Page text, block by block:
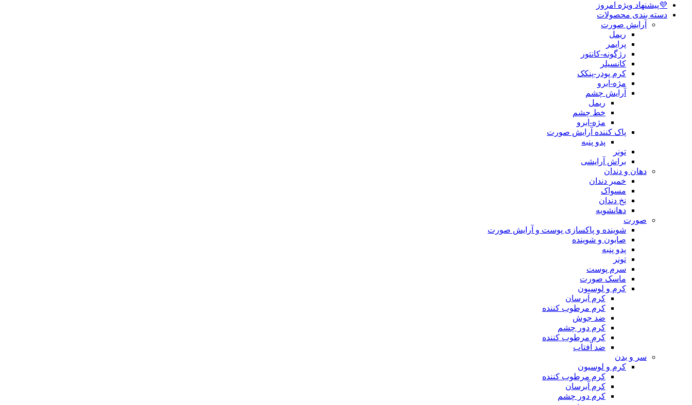
💜پیشنهاد ویژه امروز
دسته بندی محصولات
آرایش صورت
ریمل
پرایمر
رژگونه-کانتور
کانسیلر
کرم پودر-پنکک
مژه-ابرو
آرایش چشم
ریمل
خط چشم
مژه-ابرو
پاک کننده آرایش صورت
پدو پنبه
تونر
براش آرایشی
دهان و دندان
خمیر دندان
مسواک
نخ دندان
دهانشویه
صورت
شوینده و پاکسازی پوست و آرایش صورت
صابون و شوینده
پدو پنبه
تونر
سرم پوست
ماسک صورت
کرم و لوسیون
کرم آبرسان
کرم مرطوب کننده
ضد جوش
کرم دور چشم
کرم مرطوب کننده
ضد آفتاب
سر و بدن
کرم و لوسیون
کرم مرطوب کننده
کرم آبرسان
کرم دور چشم